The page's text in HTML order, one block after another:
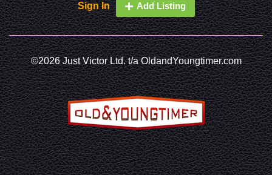
Sign In Add Listing
©2026 Just Victor Ltd. t/a OldandYoungtimer.com